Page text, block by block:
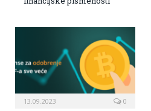
13.09.2023 0